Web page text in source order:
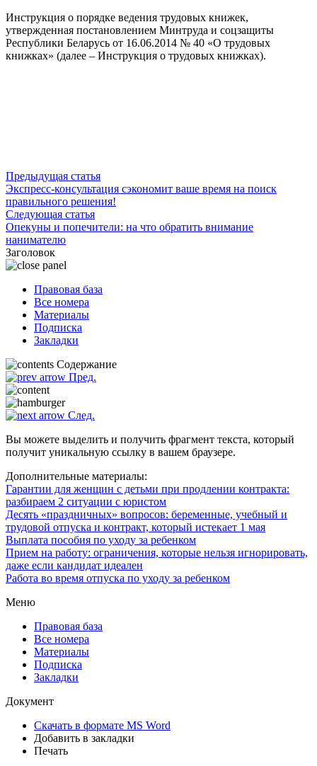
Инструкция о порядке ведения трудовых книжек,
утвержденная постановлением Минтруда и соцзащиты
Республики Беларусь от 16.06.2014 № 40 «О трудовых
книжках» (далее – Инструкция о трудовых книжках).
Предыдущая статья
Экспресс-консультация сэкономит ваше время на поиск
правильного решения!
Следующая статья
Опекуны и попечители: на что обратить внимание
нанимателю
Заголовок
Правовая база
Все номера
Материалы
Подписка
Закладки
Содержание
Пред.
След.
Вы можете выделить и получить фрагмент текста, который
получит уникальную ссылку в вашем браузере.
Дополнительные материалы:
Гарантии для женщин с детьми при продлении контракта:
разбираем 2 ситуации с юристом
Десять «праздничных» вопросов: беременные, учебный и
трудовой отпуска и контракт, который истекает 1 мая
Выплата пособия по уходу за ребенком
Прием на работу: ограничения, которые нельзя игнорировать,
даже если кандидат идеален
Работа во время отпуска по уходу за ребенком
Меню
Правовая база
Все номера
Материалы
Подписка
Закладки
Документ
Скачать в формате MS Word
Добавить в закладки
Печать